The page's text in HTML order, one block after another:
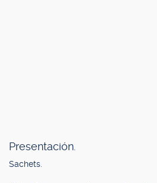
Presentación.
Sachets.